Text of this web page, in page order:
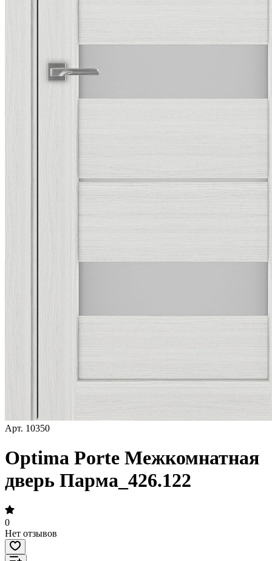
Арт. 10350
Optima Porte Межкомнатная
дверь Парма_426.122
0
Нет отзывов